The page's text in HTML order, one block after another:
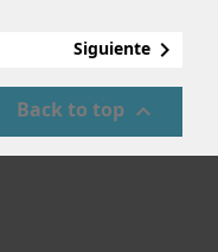
Siguiente
Back to top 